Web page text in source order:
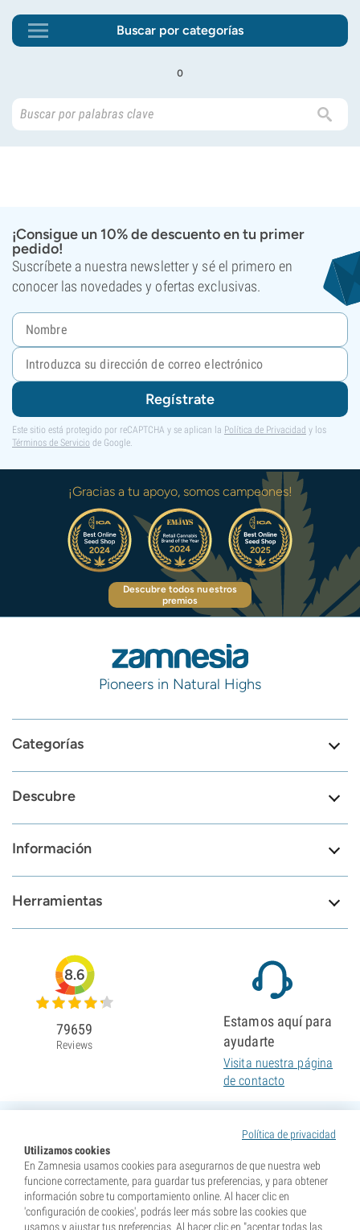
Buscar por categorías
o
¡Consigue un 10% de descuento en tu primer
pedido!
Suscríbete a nuestra newsletter y sé el primero en
conocer las novedades y ofertas exclusivas.
Regístrate
Este sitio está protegido por reCAPTCHA y se aplican la Política de Privacidad y los
Términos de Servicio de Google.
¡Gracias a tu apoyo, somos campeones!
Descubre todos nuestros
premios
Pioneers in Natural Highs
Categorías
Descubre
Información
Herramientas
Política de privacidad
Utilizamos cookies
En Zamnesia usamos cookies para asegurarnos de que nuestra web
funcione correctamente, para guardar tus preferencias, y para obtener
información sobre tu comportamiento online. Al hacer clic en
'configuración de cookies', podrás leer más sobre las cookies que
usamos y ajustar tus preferencias. Al hacer clic en "aceptar todas las
8.6
79659
Reviews
Estamos aquí para
ayudarte
Visita nuestra página
de contacto